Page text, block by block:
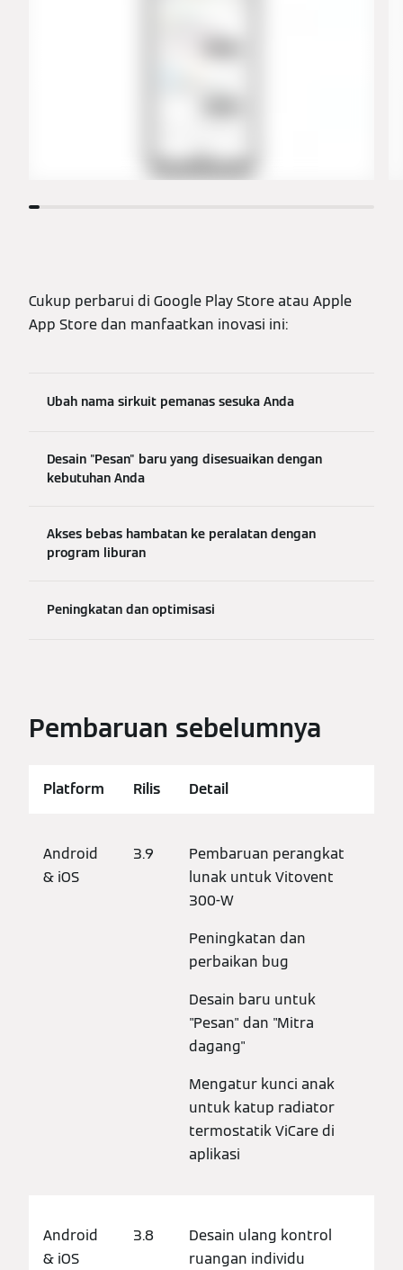
Cukup perbarui di Google Play Store atau Apple
App Store dan manfaatkan inovasi ini:
Ubah nama sirkuit pemanas sesuka Anda
Desain "Pesan" baru yang disesuaikan dengan
kebutuhan Anda
Akses bebas hambatan ke peralatan dengan
program liburan
Peningkatan dan optimisasi
Pembaruan sebelumnya
Platform Rilis Detail
Android
& iOS
3.9
Pembaruan perangkat
lunak untuk Vitovent
300-W
Peningkatan dan
perbaikan bug
Desain baru untuk
"Pesan" dan "Mitra
dagang"
Mengatur kunci anak
untuk katup radiator
termostatik ViCare di
aplikasi
Android
& iOS
3.8
Desain ulang kontrol
ruangan individu